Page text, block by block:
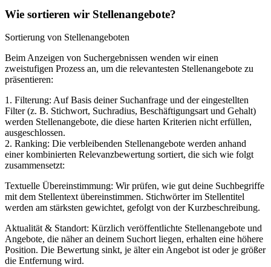
Wie sortieren wir Stellenangebote?
Sortierung von Stellenangeboten
Beim Anzeigen von Suchergebnissen wenden wir einen
zweistufigen Prozess an, um die relevantesten Stellenangebote zu
präsentieren:
1. Filterung: Auf Basis deiner Suchanfrage und der eingestellten
Filter (z. B. Stichwort, Suchradius, Beschäftigungsart und Gehalt)
werden Stellenangebote, die diese harten Kriterien nicht erfüllen,
ausgeschlossen.
2. Ranking: Die verbleibenden Stellenangebote werden anhand
einer kombinierten Relevanzbewertung sortiert, die sich wie folgt
zusammensetzt:
Textuelle Übereinstimmung: Wir prüfen, wie gut deine Suchbegriffe
mit dem Stellentext übereinstimmen. Stichwörter im Stellentitel
werden am stärksten gewichtet, gefolgt von der Kurzbeschreibung.
Aktualität & Standort: Kürzlich veröffentlichte Stellenangebote und
Angebote, die näher an deinem Suchort liegen, erhalten eine höhere
Position. Die Bewertung sinkt, je älter ein Angebot ist oder je größer
die Entfernung wird.